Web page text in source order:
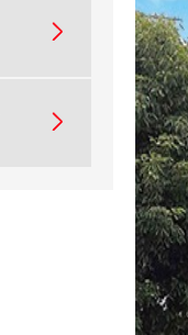

